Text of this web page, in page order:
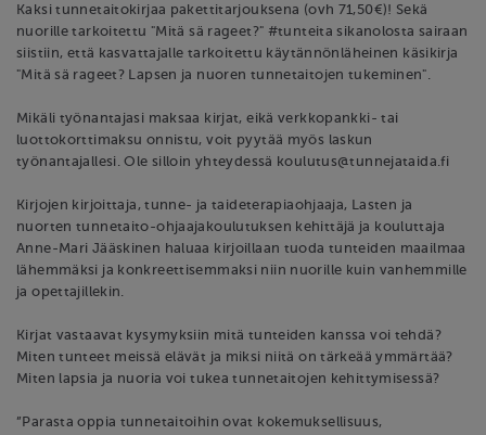
Kaksi tunnetaitokirjaa pakettitarjouksena (ovh 71,50€)! Sekä
nuorille tarkoitettu "Mitä sä rageet?" #tunteita sikanolosta sairaan
siistiin, että kasvattajalle tarkoitettu käytännönläheinen käsikirja
"Mitä sä rageet? Lapsen ja nuoren tunnetaitojen tukeminen".
Mikäli työnantajasi maksaa kirjat, eikä verkkopankki- tai
luottokorttimaksu onnistu, voit pyytää myös laskun
työnantajallesi. Ole silloin yhteydessä koulutus@tunnejataida.fi
Kirjojen kirjoittaja, tunne- ja taideterapiaohjaaja, Lasten ja
nuorten tunnetaito-ohjaajakoulutuksen kehittäjä ja kouluttaja
Anne-Mari Jääskinen haluaa kirjoillaan tuoda tunteiden maailmaa
lähemmäksi ja konkreettisemmaksi niin nuorille kuin vanhemmille
ja opettajillekin.
Kirjat vastaavat kysymyksiin mitä tunteiden kanssa voi tehdä?
Miten tunteet meissä elävät ja miksi niitä on tärkeää ymmärtää?
Miten lapsia ja nuoria voi tukea tunnetaitojen kehittymisessä?
”Parasta oppia tunnetaitoihin ovat kokemuksellisuus,